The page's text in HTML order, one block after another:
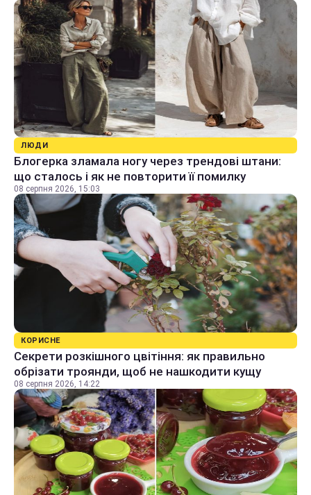
ЛЮДИ
Блогерка зламала ногу через трендові штани:
що сталось і як не повторити її помилку
08 серпня 2026, 15:03
КОРИСНЕ
Секрети розкішного цвітіння: як правильно
обрізати троянди, щоб не нашкодити кущу
08 серпня 2026, 14:22